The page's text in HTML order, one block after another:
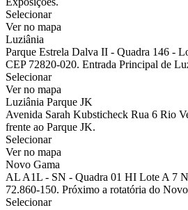
Selecionar
Ver no mapa
Luziânia
Parque Estrela Dalva II - Quadra 146 -
CEP 72820-020. Entrada Principal de
Selecionar
Ver no mapa
Luziânia Parque JK
Avenida Sarah Kubsticheck Rua 6 Rio
frente ao Parque JK.
Selecionar
Ver no mapa
Novo Gama
AL A1L - SN - Quadra 01 HI Lote A 7
72.860-150. Próximo a rotatória do
Selecionar